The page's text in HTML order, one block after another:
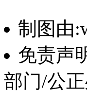
制图由
免责声
部门/公